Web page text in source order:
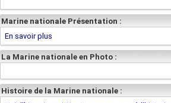
Marine nationale Présentation :
En savoir plus
La Marine nationale en Photo :
Histoire de la Marine nationale :